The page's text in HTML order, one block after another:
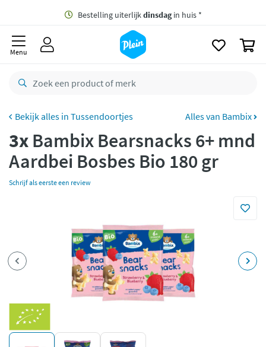
Gratis bezorging vanaf 35,- *
Bestelling uiterlijkdinsdag
retourneren
CO2 neutraal
Betaal met Klarna
Menu
Tussendoortjes Alles van Bambix
3x Bambix Bearsnacks 6+ mnd
Aardbei Bosbes Bio 180 gr
Schrijf als eerste een review